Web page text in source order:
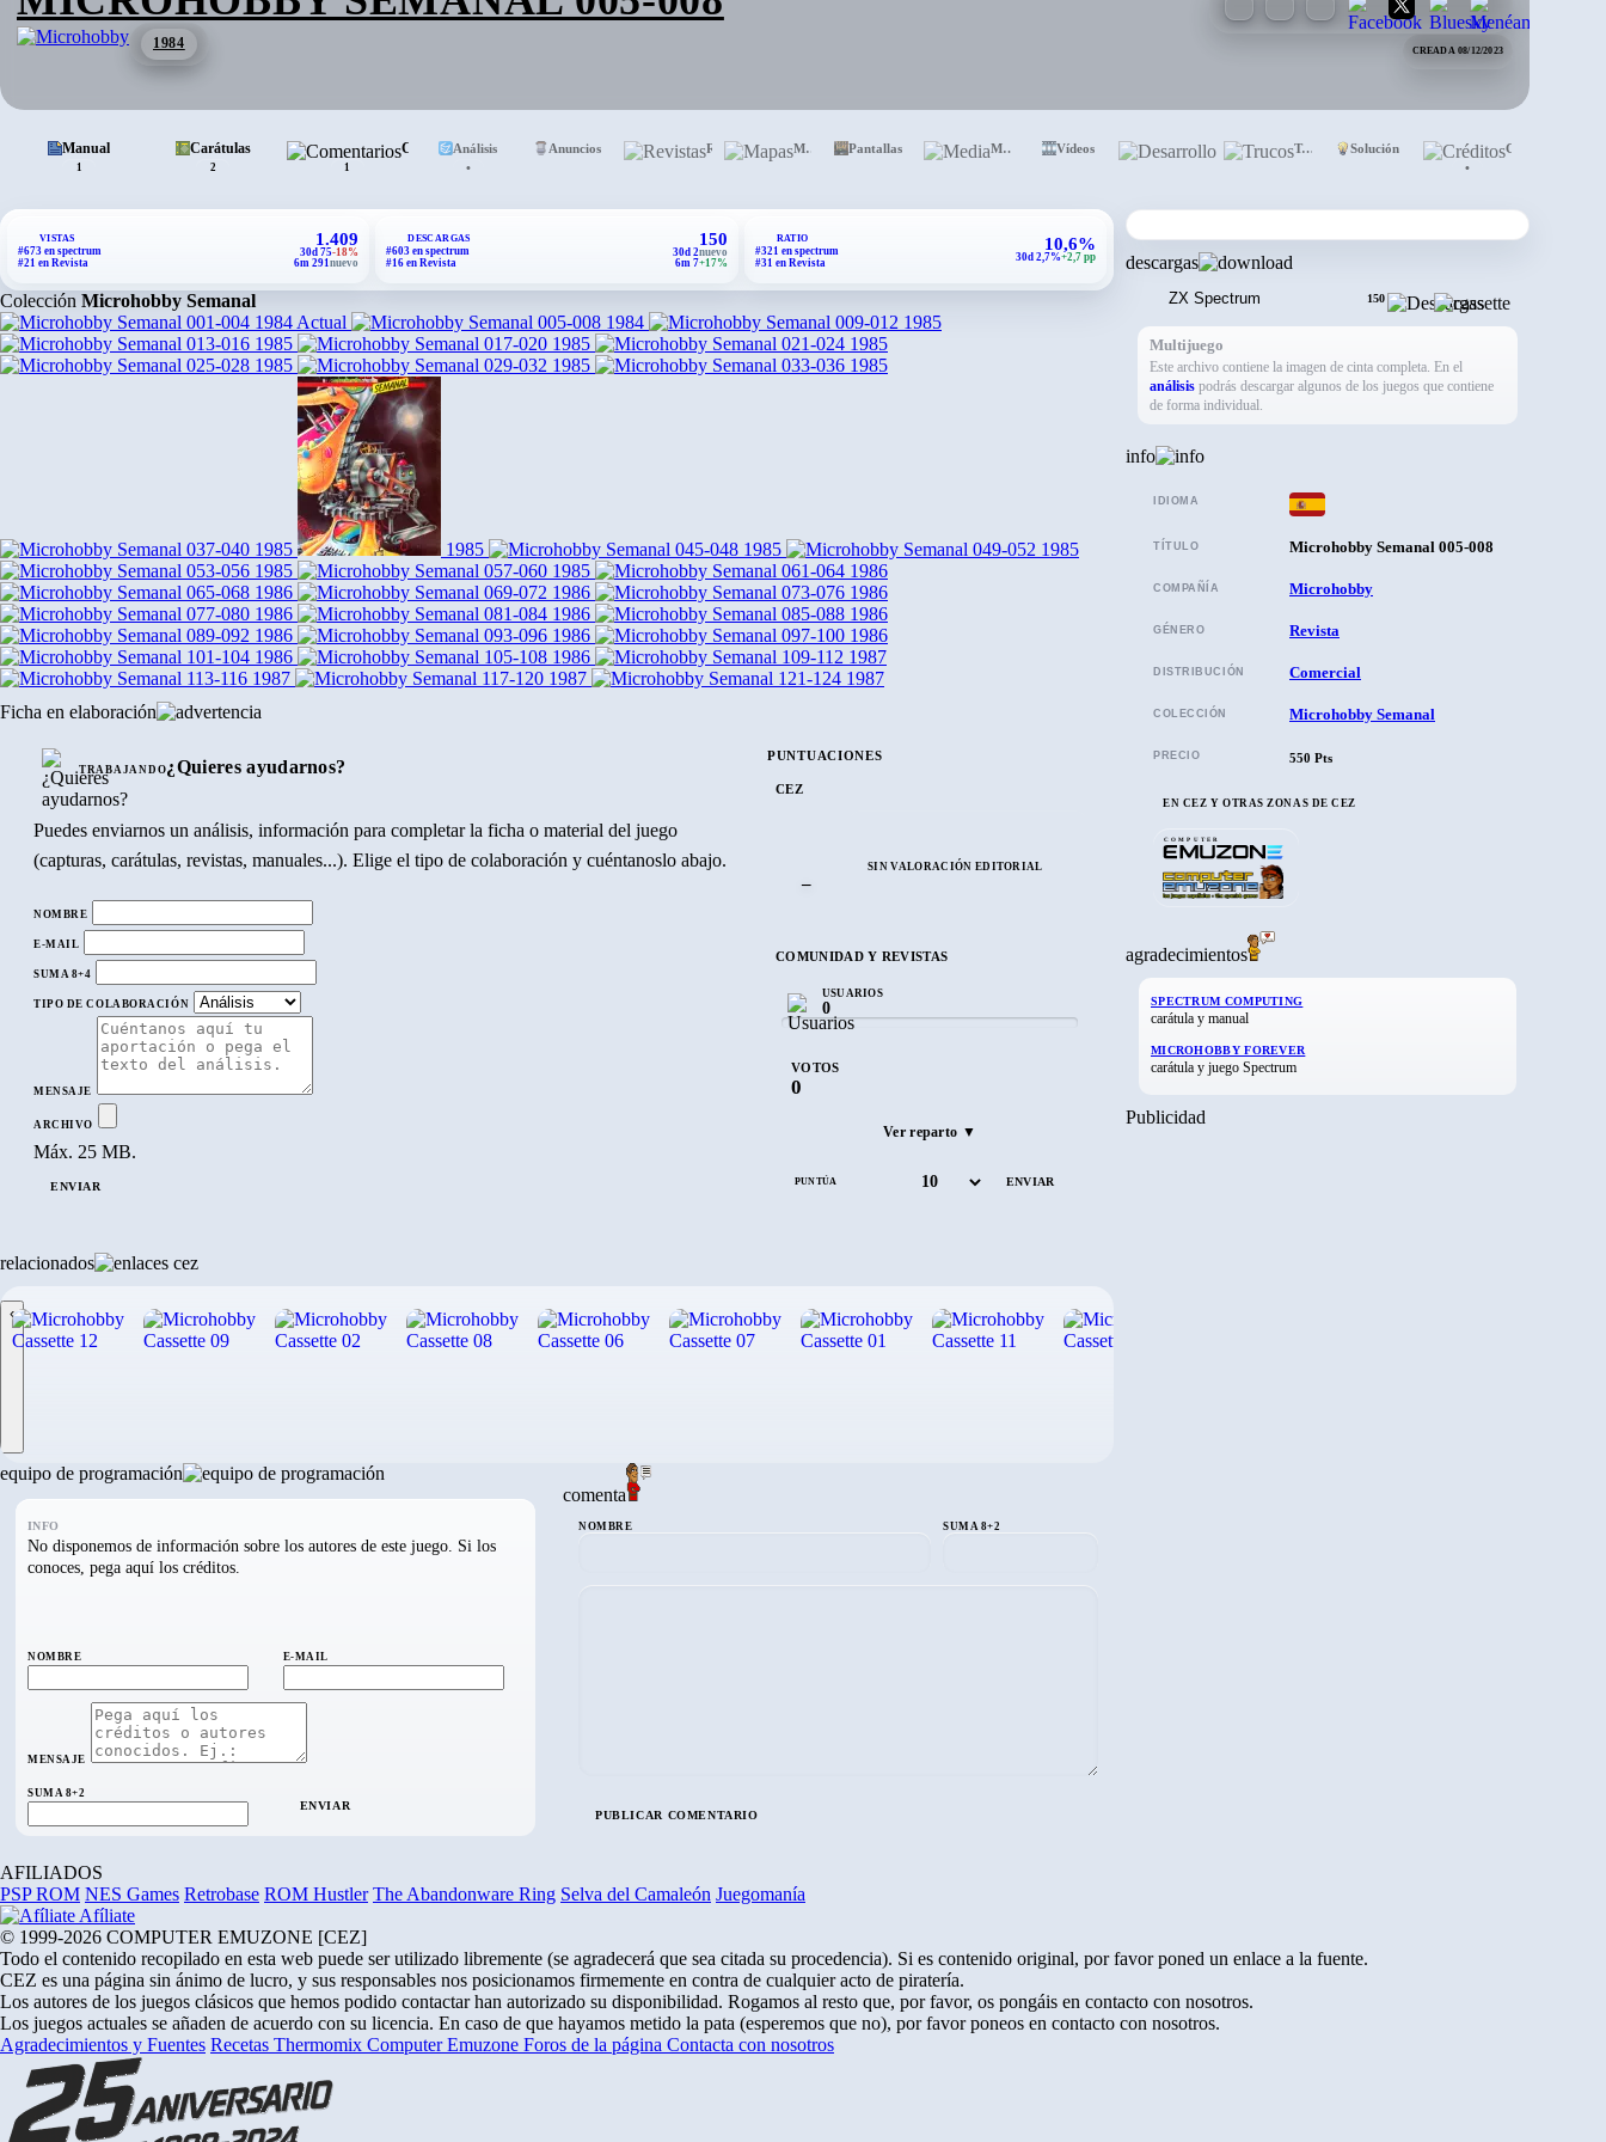
1984 CREADA 08/12/2023
Manual
1
Carátulas
2 1
Análisis
•
Anuncios Revistas Mapas Pantallas Media Vídeos Desarrollo Trucos Solución
•
descargas
ZX Spectrum 150
Multijuego
Este archivo contiene la imagen de cinta completa. En el
análisis podrás descargar algunos de los juegos que contiene
de forma individual.
info
IDIOMA
TÍTULO Microhobby Semanal 005-008
COMPAÑÍA Microhobby
GÉNERO Revista
DISTRIBUCIÓN Comercial
COLECCIÓN Microhobby Semanal
PRECIO 550 Pts
EN CEZ Y OTRAS ZONAS DE CEZ
COMPUTER
agradecimientos
SPECTRUM COMPUTING
carátula y manual
MICROHOBBY FOREVER
carátula y juego Spectrum
Publicidad
VISTAS
#673 en spectrum
#21 en Revista
1.409
30d 75-18%
6m 291nuevo
DESCARGAS
#603 en spectrum
#16 en Revista
150
30d 2nuevo
6m 7+17%
RATIO
#321 en spectrum
#31 en Revista
10,6%
30d 2,7%+2,7 pp
Colección Microhobby Semanal
1984 Actual 1984
1985
1985
1985
1985
1985
1985 1985
1985 1985 1985
1985
1985
1985
1986
1986
1986
1986
1986
1986
1986
1986
1986
1986
1986
1986
1987
1987
1987
1987
Ficha en elaboración
TRABAJANDO¿Quieres ayudarnos?
Puedes enviarnos un análisis, información para completar la ficha o material del juego
(capturas, carátulas, revistas, manuales...). Elige el tipo de colaboración y cuéntanoslo abajo.
NOMBRE
E-MAIL
SUMA 8+4
TIPO DE COLABORACIÓN
MENSAJE
ARCHIVO
Máx. 25 MB.
ENVIAR
PUNTUACIONES
CEZ
–
SIN VALORACIÓN EDITORIAL
COMUNIDAD Y REVISTAS
USUARIOS
0
VOTOS
0
Ver reparto ▼
PUNTÚA
relacionados
‹
equipo de programación
INFO
No disponemos de información sobre los autores de este juego. Si los
conoces, pega aquí los créditos.
NOMBRE E-MAIL
SUMA 8+2
MENSAJE
ENVIAR
comenta
NOMBRE SUMA 8+2
AFILIADOS
PSP ROM NES Games Retrobase ROM Hustler The Abandonware Ring Selva del Camaleón Juegomanía
Afíliate
© 1999-2026 COMPUTER EMUZONE [CEZ]
Todo el contenido recopilado en esta web puede ser utilizado libremente (se agradecerá que sea citada su procedencia). Si es contenido original, por favor poned un enlace a la fuente.
CEZ es una página sin ánimo de lucro, y sus responsables nos posicionamos firmemente en contra de cualquier acto de piratería.
Los autores de los juegos clásicos que hemos podido contactar han autorizado su disponibilidad. Rogamos al resto que, por favor, os pongáis en contacto con nosotros.
Los juegos actuales se añaden de acuerdo con su licencia. En caso de que hayamos metido la pata (esperemos que no), por favor poneos en contacto con nosotros.
Agradecimientos y Fuentes Recetas Thermomix Computer Emuzone Foros de la página Contacta con nosotros